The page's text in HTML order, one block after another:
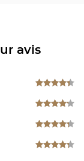
avis